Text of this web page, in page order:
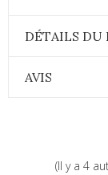
DÉTAILS DU
AVIS
(Il y a 4